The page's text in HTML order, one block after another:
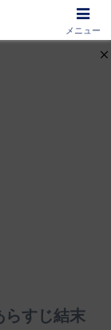
シネマ』
らすじ結末
メニュー